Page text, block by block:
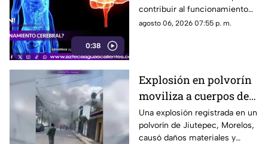
0:38
contribuir al funcionamiento
cognitivo cuando se combina
agosto 06, 2026 07:55 p. m.
Explosión en polvorín
moviliza a cuerpos de
emergencia
Una explosión registrada en un
polvorín de Jiutepec, Morelos,
causó daños materiales y